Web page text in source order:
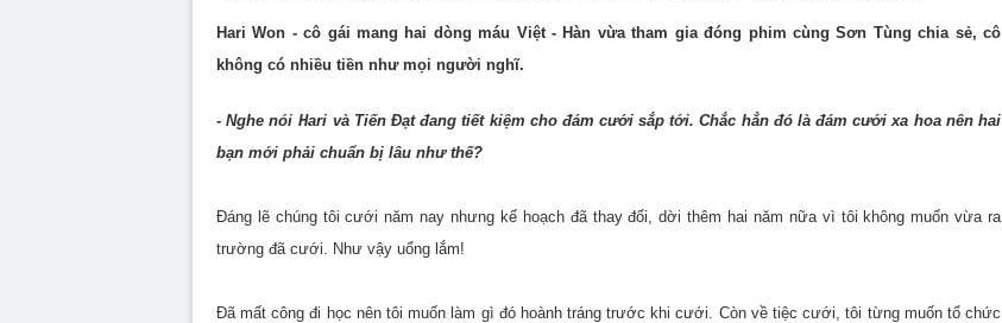
Hari Won - cô gái mang hai dòng máu Việt - Hàn vừa tham gia đóng phim cùng Sơn Tùng chia sẻ, cô
không có nhiều tiền như mọi người nghĩ.
- Nghe nói Hari và Tiến Đạt đang tiết kiệm cho đám cưới sắp tới. Chắc hẳn đó là đám cưới xa hoa nên hai
bạn mới phải chuẩn bị lâu như thế?
Đáng lẽ chúng tôi cưới năm nay nhưng kế hoạch đã thay đổi, dời thêm hai năm nữa vì tôi không muốn vừa ra
trường đã cưới. Như vậy uổng lắm!
Đã mất công đi học nên tôi muốn làm gì đó hoành tráng trước khi cưới. Còn về tiệc cưới, tôi từng muốn tổ chức